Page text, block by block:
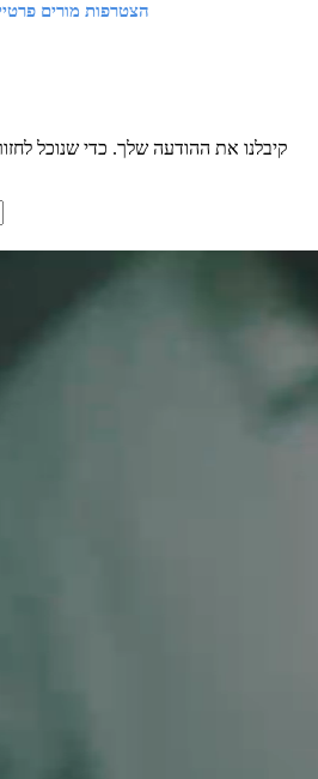
הצטרפות מורים
קיבלנו את ההודעה שלך. כדי שנוכל